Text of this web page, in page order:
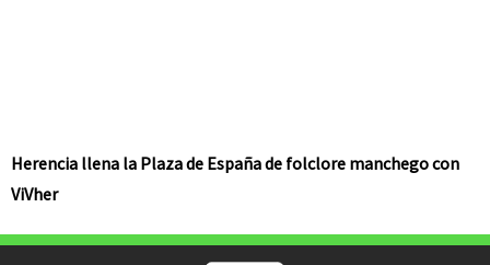
Herencia llena la Plaza de España de folclore manchego con
ViVher